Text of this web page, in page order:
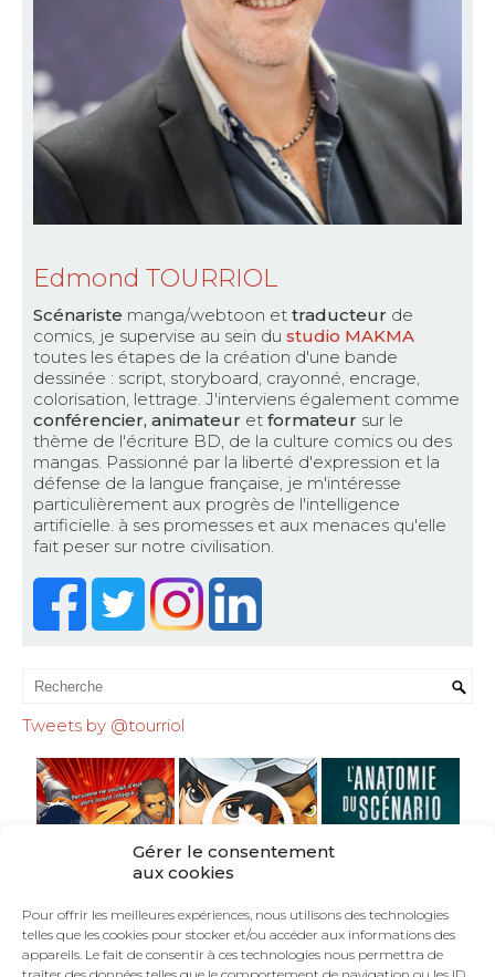
Gérer le consentement
aux cookies
Pour offrir les meilleures expériences, nous utilisons des technologies
telles que les cookies pour stocker et/ou accéder aux informations des
appareils. Le fait de consentir à ces technologies nous permettra de
Edmond TOURRIOL
Scénariste manga/webtoon et traducteur de
comics, je supervise au sein du studio MAKMA
toutes les étapes de la création d'une bande
dessinée : script, storyboard, crayonné, encrage,
colorisation, lettrage. J'interviens également comme
conférencier, animateur et formateur sur le
thème de l'écriture BD, de la culture comics ou des
mangas. Passionné par la liberté d'expression et la
défense de la langue française, je m'intéresse
particulièrement aux progrès de l'intelligence
artificielle. à ses promesses et aux menaces qu'elle
fait peser sur notre civilisation.
Tweets by @tourriol